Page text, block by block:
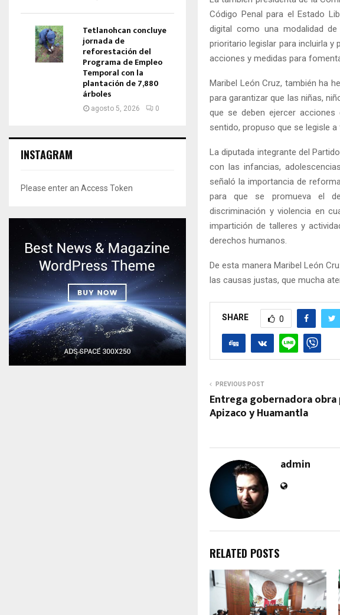
Código Penal para el Estado
digital como una modalidad
prioritario legislar para incluirla y
acciones y medidas para
Maribel León Cruz, también ha
para garantizar que las niñas,
que se deben ejercer
sentido, propuso que se legisle
La diputada integrante del
con las infancias,
señaló la importancia de
para que se promueva el
discriminación y violencia en
impartición de talleres y
derechos humanos.
De esta manera Maribel León
las causas justas, que mucha
SHARE 0
PREVIOUS POST
Entrega gobernadora obra
Apizaco y Huamantla
admin
RELATED POSTS
Tetlanohcan concluye
jornada de
reforestación del
Programa de Empleo
Temporal con la
plantación de 7,880
árboles
agosto 5, 2026 0
INSTAGRAM
Please enter an Access Token